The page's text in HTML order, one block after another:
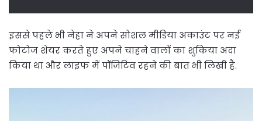
इससे पहले भी नेहा ने अपने सोशल मीडिया अकाउंट पर नई
फोटोज शेयर करते हुए अपने चाहने वालों का शुकिया अदा
किया था और लाइफ में पॉजिटिव रहने की बात भी लिखी है.